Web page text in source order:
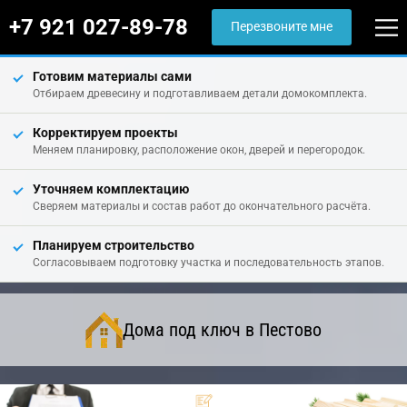
+7 921 027-89-78 Перезвоните мне
Готовим материалы сами
Отбираем древесину и подготавливаем детали домокомплекта.
Корректируем проекты
Меняем планировку, расположение окон, дверей и перегородок.
Уточняем комплектацию
Сверяем материалы и состав работ до окончательного расчёта.
Планируем строительство
Согласовываем подготовку участка и последовательность этапов.
Дома под ключ в Пестово